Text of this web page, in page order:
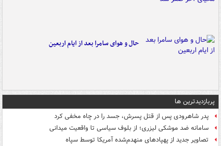
حال و هوای سامرا بعد از ایام اربعین
پربازدیدترین ها
پدر شاهرودی پس از قتل پسرش، جسد را در چاه مخفی کرد
سامانه ضد موشکی لیزری؛ از بلوف سیاسی تا واقعیت میدانی
تصاویر جدید از پهپادهای منهدم‌شده آمریکا توسط سپاه